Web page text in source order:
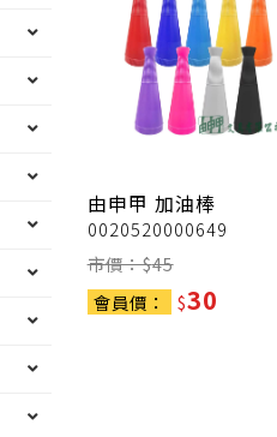
由申甲 加油棒
0020520000649
市價：$45
會員價：
$30